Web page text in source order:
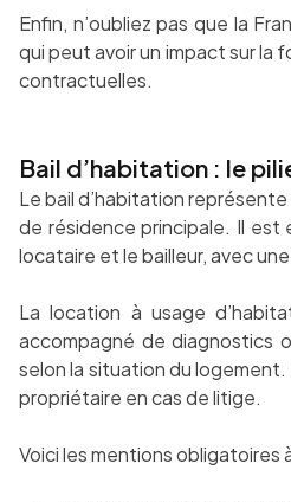
Enfin, n’oubliez pas que la
qui peut avoir un impact sur la
contractuelles.
Bail d’habitation : le
Le bail d’habitation
de résidence principale. Il est
locataire et le bailleur, avec
La location à usage
accompagné de diagnostics
selon la situation du
propriétaire en cas de litige.
Voici les mentions obligatoires